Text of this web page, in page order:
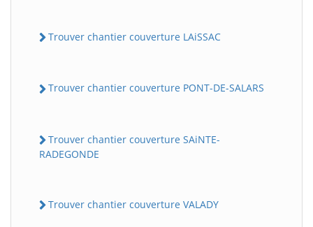
Trouver chantier couverture LAiSSAC
Trouver chantier couverture PONT-DE-SALARS
Trouver chantier couverture SAiNTE-
RADEGONDE
Trouver chantier couverture VALADY